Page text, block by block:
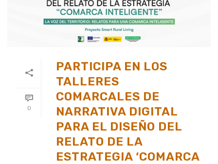
0
PARTICIPA EN LOS
TALLERES
COMARCALES DE
NARRATIVA DIGITAL
PARA EL DISEÑO DEL
RELATO DE LA
ESTRATEGIA ‘COMARCA